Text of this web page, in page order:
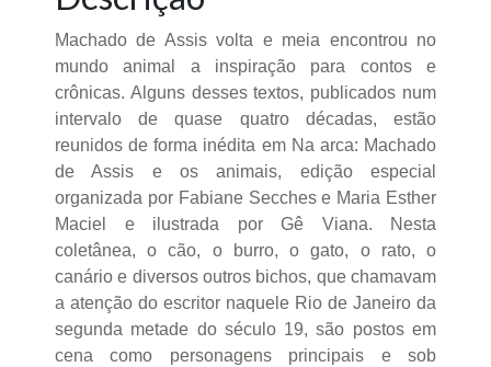
Machado de Assis volta e meia encontrou no
mundo animal a inspiração para contos e
crônicas. Alguns desses textos, publicados num
intervalo de quase quatro décadas, estão
reunidos de forma inédita em Na arca: Machado
de Assis e os animais, edição especial
organizada por Fabiane Secches e Maria Esther
Maciel e ilustrada por Gê Viana. Nesta
coletânea, o cão, o burro, o gato, o rato, o
canário e diversos outros bichos, que chamavam
a atenção do escritor naquele Rio de Janeiro da
segunda metade do século 19, são postos em
cena como personagens principais e sob